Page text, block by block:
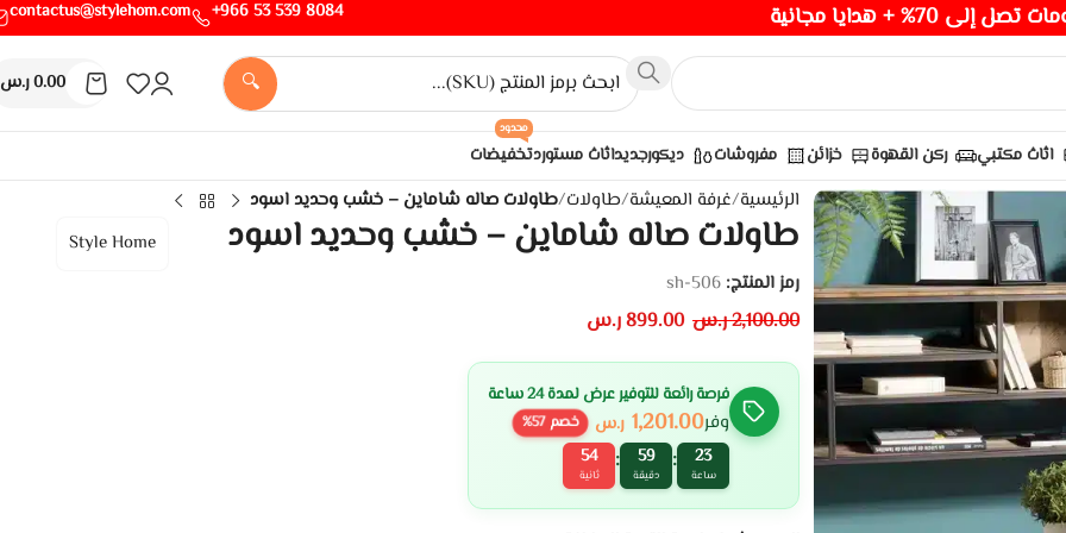
إلى 70% + هدايا مجانية 8084 539 53 966+
contactus@stylehom.com
🔍
0.00ر.س
اثاث مكتبي ركن القهوة خزائن مفروشات ديكورجديداثاث مستوردتخفيضات
محدود
الرئيسية/غرفة المعيشة/طاولات/طاولات صاله شاماين – خشب وحديد اسود
طاولات صاله شاماين – خشب وحديد اسود
Style Home
رمز المنتج: sh-506
2,100.00ر.س 899.00ر.س
فرصة رائعة للتوفير عرض لمدة 24 ساعة
وفر1,201.00 ر.س خصم57
%
23
ساعة :
59
دقيقة :
52
ثانية